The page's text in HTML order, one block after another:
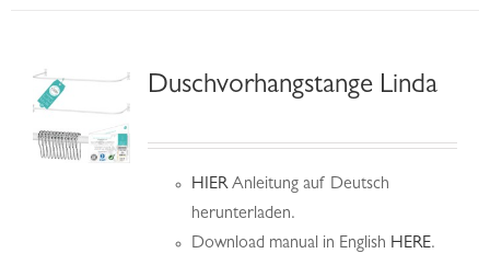
Duschvorhangstange Linda
HIERAnleitung auf Deutsch
herunterladen.
Download manual in English HERE.